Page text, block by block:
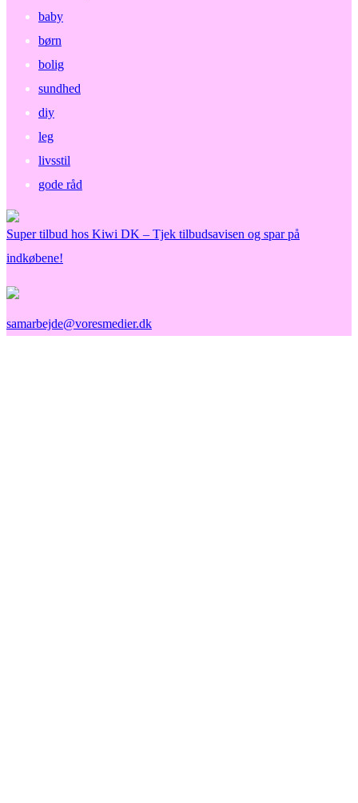
baby
børn
bolig
sundhed
diy
leg
livsstil
gode råd
Super tilbud hos Kiwi DK – Tjek tilbudsavisen og spar på
indkøbene!
samarbejde@voresmedier.dk